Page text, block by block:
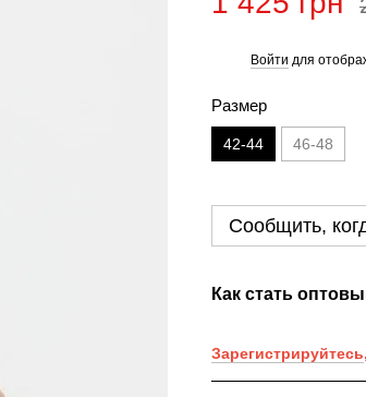
Войти для
Размер
42-44 46-48
Сообщить,
Как стать
Зарегистрируйтесь